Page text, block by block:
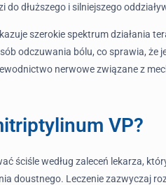
dłuższego i silniejszego
szerokie spektrum działania
odczuwania bólu, co sprawia,
nerwowe związane z
VP?
ściśle według zaleceń lekarza,
doustnego. Leczenie zazwyczaj